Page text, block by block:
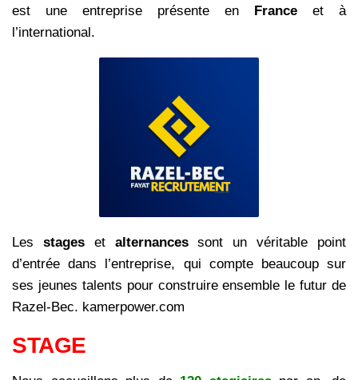
est une entreprise présente en France et à
l’international.
Les stageset alternancessont un véritable point
d’entrée dans l’entreprise, qui compte beaucoup sur
ses jeunes talents pour construire ensemble le futur de
Razel-Bec. kamerpower.com
STAGE